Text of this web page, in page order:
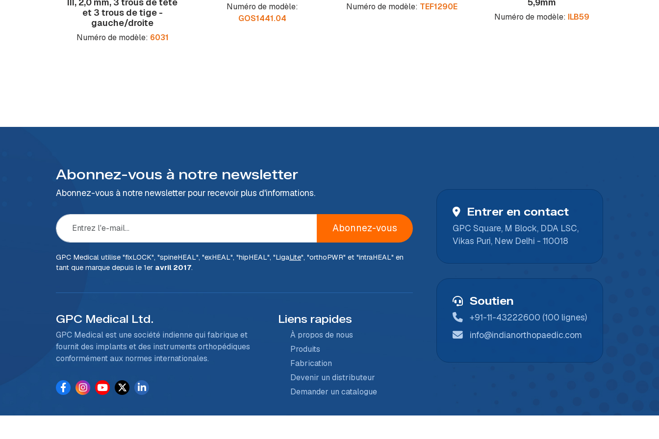
et 3 trous de tige -
gauche/droite
Numéro de modèle: 6031
Numéro de modèle:
GOS1441.04
Numéro de modèle: TEF1290E
Numéro de modèle: ILB59
Abonnez-vous à notre newsletter
Abonnez-vous à notre newsletter pour recevoir plus d'informations.
Abonnez-vous
GPC Medical utilise "fixLOCK", "spineHEAL", "exHEAL", "hipHEAL", "LigaLite", "orthoPWR" et "intraHEAL" en
tant que marque depuis le 1er avril 2017.
GPC Medical Ltd.
GPC Medical est une société indienne qui fabrique et
fournit des implants et des instruments orthopédiques
conformément aux normes internationales.
Liens rapides
À propos de nous
Produits
Fabrication
Devenir un distributeur
Demander un catalogue
Entrer en contact
GPC Square, M Block, DDA LSC,
Vikas Puri, New Delhi - 110018
Soutien
+91-11-43222600 (100 lignes)
info@indianorthopaedic.com